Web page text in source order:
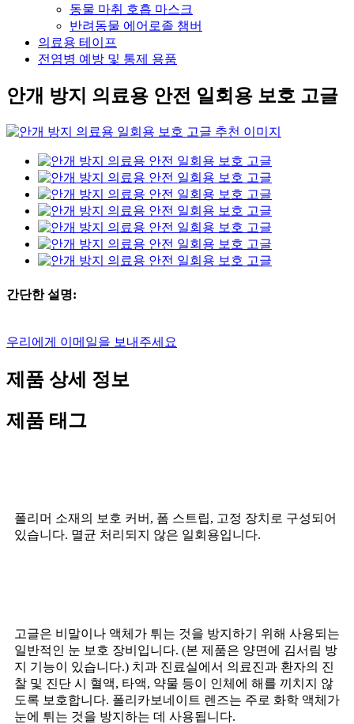
동물 마취 호흡 마스크
반려동물 에어로졸 챔버
의료용 테이프
전염병 예방 및 통제 용품
안개 방지 의료용 안전 일회용 보호 고글
간단한 설명:
우리에게 이메일을 보내주세요
제품 상세 정보
제품 태그
폴리머 소재의 보호 커버, 폼 스트립, 고정 장치로 구성되어
있습니다. 멸균 처리되지 않은 일회용입니다.
고글은 비말이나 액체가 튀는 것을 방지하기 위해 사용되는
일반적인 눈 보호 장비입니다. (본 제품은 양면에 김서림 방
지 기능이 있습니다.) 치과 진료실에서 의료진과 환자의 진
찰 및 진단 시 혈액, 타액, 약물 등이 인체에 해를 끼치지 않
도록 보호합니다. 폴리카보네이트 렌즈는 주로 화학 액체가
눈에 튀는 것을 방지하는 데 사용됩니다.